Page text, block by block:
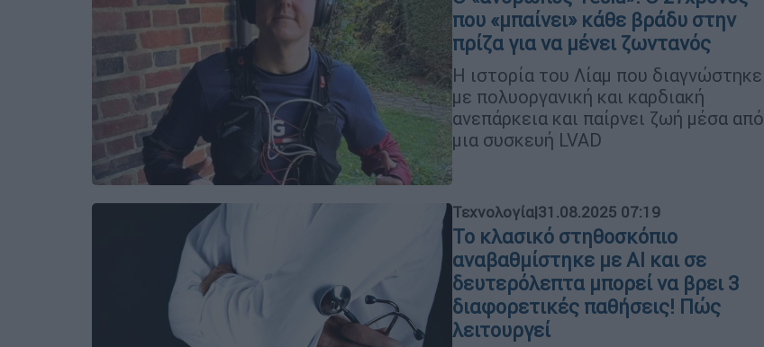
που «μπαίνει» κάθε βράδυ στην
πρίζα για να μένει ζωντανός
Η ιστορία του Λίαμ που διαγνώστηκε
με πολυοργανική και καρδιακή
ανεπάρκεια και παίρνει ζωή μέσα από
μια συσκευή LVAD
Τεχνολογία|31.08.2025 07:19
Το κλασικό στηθοσκόπιο
αναβαθμίστηκε με ΑΙ και σε
δευτερόλεπτα μπορεί να βρει 3
διαφορετικές παθήσεις! Πώς
λειτουργεί